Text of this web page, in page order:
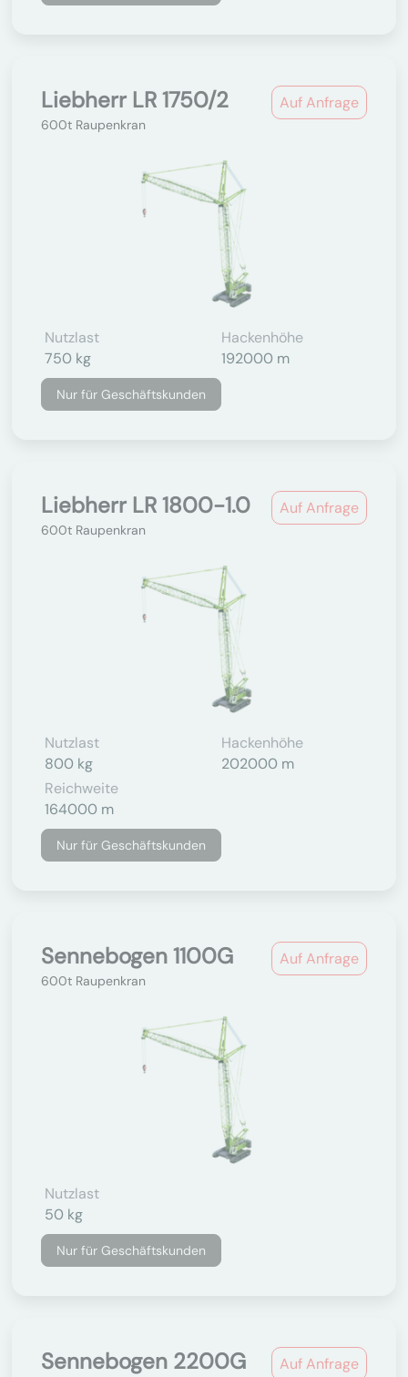
Auf Anfrage
Liebherr LR 1750/2
600t Raupenkran
Nutzlast
750 kg
Hackenhöhe
192000 m
Nur für Geschäftskunden
Auf Anfrage
Liebherr LR 1800-1.0
600t Raupenkran
Nutzlast
800 kg
Hackenhöhe
202000 m
Reichweite
164000 m
Nur für Geschäftskunden
Auf Anfrage
Sennebogen 1100G
600t Raupenkran
Nutzlast
50 kg
Nur für Geschäftskunden
Auf Anfrage
Sennebogen 2200G